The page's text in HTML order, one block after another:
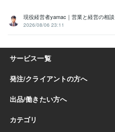
現役経営者yamac｜営業と経営の相談
2026/08/06 23:11